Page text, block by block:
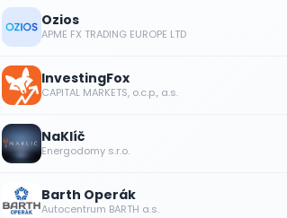
Ozios
APME FX TRADING EUROPE LTD
InvestingFox
CAPITAL MARKETS, o.c.p., a.s.
NaKlíč
Energodomy s.r.o.
Barth Operák
Autocentrum BARTH a.s.